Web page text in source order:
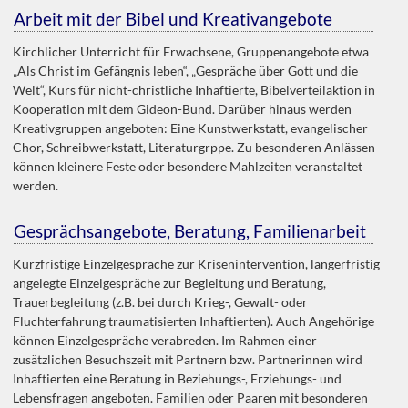
Arbeit mit der Bibel und Kreativangebote
Kirchlicher Unterricht für Erwachsene, Gruppenangebote etwa
„Als Christ im Gefängnis leben“, „Gespräche über Gott und die
Welt“, Kurs für nicht-christliche Inhaftierte, Bibelverteilaktion in
Kooperation mit dem Gideon-Bund. Darüber hinaus werden
Kreativgruppen angeboten: Eine Kunstwerkstatt, evangelischer
Chor, Schreibwerkstatt, Literaturgrppe. Zu besonderen Anlässen
können kleinere Feste oder besondere Mahlzeiten veranstaltet
werden.
Gesprächsangebote, Beratung, Familienarbeit
Kurzfristige Einzelgespräche zur Krisenintervention, längerfristig
angelegte Einzelgespräche zur Begleitung und Beratung,
Trauerbegleitung (z.B. bei durch Krieg-, Gewalt- oder
Fluchterfahrung traumatisierten Inhaftierten). Auch Angehörige
können Einzelgespräche verabreden. Im Rahmen einer
zusätzlichen Besuchszeit mit Partnern bzw. Partnerinnen wird
Inhaftierten eine Beratung in Beziehungs-, Erziehungs- und
Lebensfragen angeboten. Familien oder Paaren mit besonderen